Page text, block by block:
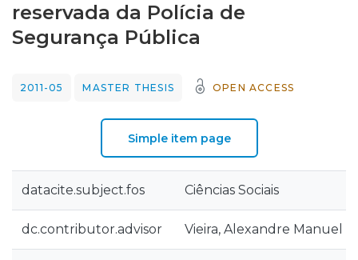
Statistics
reservada da Polícia de
Segurança Pública
2011-05 MASTER THESIS OPEN ACCESS
Simple item page
datacite.subject.fos Ciências Sociais
dc.contributor.advisor Vieira, Alexandre Manuel